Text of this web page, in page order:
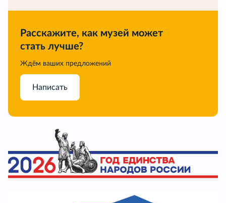
Расскажите, как музей может
стать лучше?
Ждём ваших предложений
Написать